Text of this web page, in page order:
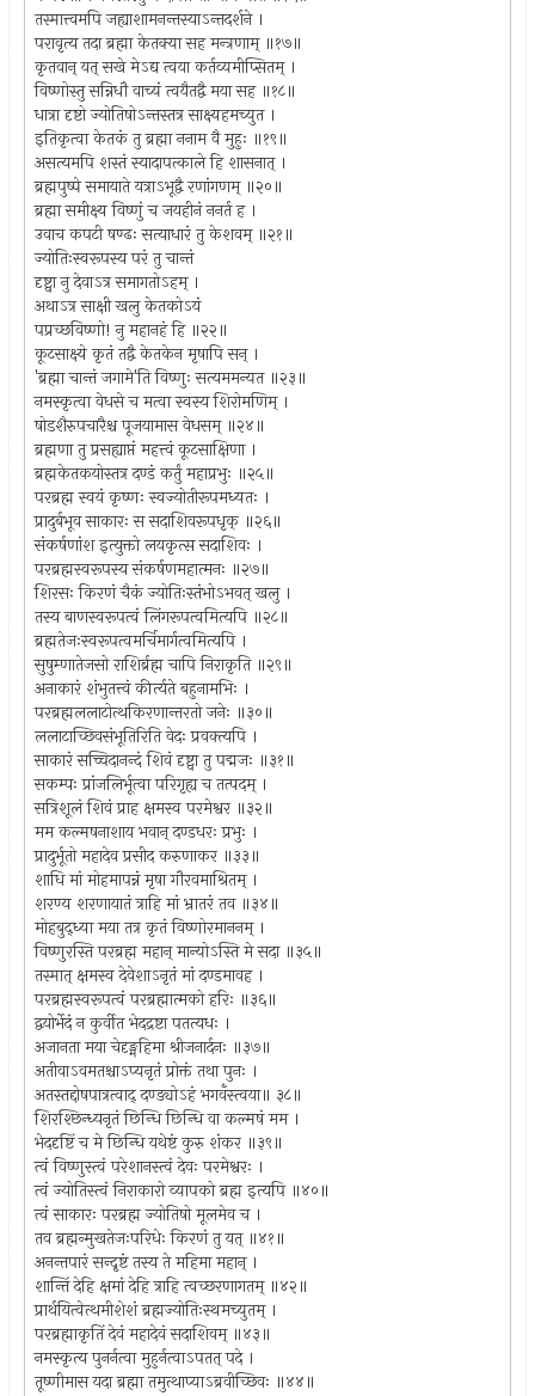
तस्मात्त्वमपि जह्याशामनन्तस्याऽन्तदर्शने ।
परावृत्य तदा ब्रह्मा केतक्या सह मन्त्रणाम् ॥१७॥
कृतवान् यत् सखे मेऽद्य त्वया कर्तव्यमीप्सितम् ।
विष्णोस्तु सन्निधौ वाच्यं त्वयैतद्वै मया सह ॥१८॥
धात्रा दृष्टो ज्योतिषोऽन्तस्तत्र साक्ष्यहमच्युत ।
इतिकृत्वा केतकं तु ब्रह्मा ननाम वै मुहुः ॥१९॥
असत्यमपि शस्तं स्यादापत्काले हि शासनात् ।
ब्रह्मपुष्पे समायाते यत्राऽभूद्वै रणांगणम् ॥२०॥
ब्रह्मा समीक्ष्य विष्णुं च जयहीनं ननर्त ह ।
उवाच कपटी षण्ढः सत्याधारं तु केशवम् ॥२१॥
ज्योतिःस्वरूपस्य परं तु चान्तं
दृष्ट्वा नु देवाऽत्र समागतोऽहम् ।
अथाऽत्र साक्षी खलु केतकोऽयं
पप्रच्छविष्णो! नु महानहं हि ॥२२॥
कूटसाक्ष्ये कृतं तद्वै केतकेन मृषापि सन् ।
'ब्रह्मा चान्तं जगामे'ति विष्णुः सत्यममन्यत ॥२३॥
नमस्कृत्वा वेधसे च मत्वा स्वस्य शिरोमणिम् ।
षोडशैरुपचारैश्च पूजयामास वेधसम् ॥२४॥
ब्रह्मणा तु प्रसह्याप्तं महत्त्वं कूटसाक्षिणा ।
ब्रह्मकेतकयोस्तत्र दण्डं कर्तुं महाप्रभुः ॥२५॥
परब्रह्म स्वयं कृष्णः स्वज्योतीरूपमध्यतः ।
प्रादुर्बभूव साकारः स सदाशिवरूपधृक् ॥२६॥
संकर्षणांश इत्युक्तो लयकृत्स सदाशिवः ।
परब्रह्मस्वरूपस्य संकर्षणमहात्मनः ॥२७॥
शिरसः किरणं चैकं ज्योतिःस्तंभोऽभवत् खलु ।
तस्य बाणस्वरूपत्वं लिंगरूपत्वमित्यपि ॥२८॥
ब्रह्मतेजःस्वरूपत्वमर्चिमार्गत्वमित्यपि ।
सुषुम्णातेजसो राशिर्ब्रह्म चापि निराकृति ॥२९॥
अनाकारं शंभुतत्त्वं कीर्त्यते बहुनामभिः ।
परब्रह्मललाटोत्थकिरणान्तरतो जनेः ॥३०॥
ललाटाच्छिवसंभूतिरिति वेदः प्रवक्त्यपि ।
साकारं सच्चिदानन्दं शिवं दृष्ट्वा तु पद्मजः ॥३१॥
सकम्पः प्रांजलिर्भूत्वा परिगृह्य च तत्पदम् ।
सत्रिशूलं शिवं प्राह क्षमस्व परमेश्वर ॥३२॥
मम कल्मषनाशाय भवान् दण्डधरः प्रभुः ।
प्रादुर्भूतो महादेव प्रसीद करुणाकर ॥३३॥
शाधि मां मोहमापन्नं मृषा गौरवमाश्रितम् ।
शरण्य शरणायातं त्राहि मां भ्रातरं तव ॥३४॥
मोहबुद्ध्या मया तत्र कृतं विष्णोरमाननम् ।
विष्णुरस्ति परब्रह्म महान् मान्योऽस्ति मे सदा ॥३५॥
तस्मात् क्षमस्व देवेशाऽनृतं मां दण्डमावह ।
परब्रह्मस्वरूपत्वं परब्रह्मात्मको हरिः ॥३६॥
द्वयोर्भेदं न कुर्वीत भेदद्रष्टा पतत्यधः ।
अजानता मया चेदृङ्महिमा श्रीजनार्दनः ॥३७॥
अतीवाऽवमतश्चाऽप्यनृतं प्रोक्तं तथा पुनः ।
अतस्तद्दोषपात्रत्वाद् दण्ड्योऽहं भगवँस्त्वया॥ ३८॥
शिरश्छिन्ध्यनृतं छिन्धि छिन्धि वा कल्मषं मम ।
भेददृष्टिं च मे छिन्धि यथेष्टं कुरु शंकर ॥३९॥
त्वं विष्णुस्त्वं परेशानस्त्वं देवः परमेश्वरः ।
त्वं ज्योतिस्त्वं निराकारो व्यापको ब्रह्म इत्यपि ॥४०॥
त्वं साकारः परब्रह्म ज्योतिषो मूलमेव च ।
तव ब्रह्मन्मुखतेजःपरिधेः किरणं तु यत् ॥४१॥
अनन्तपारं सन्दृष्टं तस्य ते महिमा महान् ।
शान्तिं देहि क्षमां देहि त्राहि त्वच्छरणागतम् ॥४२॥
प्रार्थयित्वेत्थमीशेशं ब्रह्मज्योतिःस्थमच्युतम् ।
परब्रह्माकृतिं देवं महादेवं सदाशिवम् ॥४३॥
नमस्कृत्य पुनर्नत्वा मुहुर्नत्वाऽपतत् पदे ।
तूष्णीमास यदा ब्रह्मा तमुत्थाप्याऽब्रवीच्छिवः ॥४४॥